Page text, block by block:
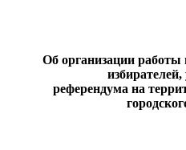
Об организации работы
референдума на